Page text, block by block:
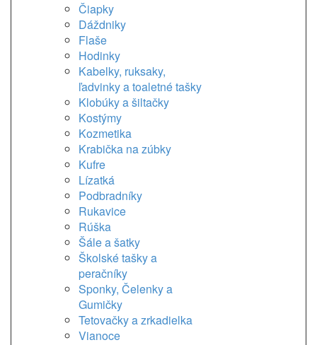
Čiapky
Dáždniky
Flaše
Hodinky
Kabelky, ruksaky,
ľadvinky a toaletné tašky
Klobúky a šiltačky
Kostýmy
Kozmetika
Krabička na zúbky
Kufre
Lízatká
Podbradníky
Rukavice
Rúška
Šále a šatky
Školské tašky a
peračníky
Sponky, Čelenky a
Gumičky
Tetovačky a zrkadielka
Vianoce